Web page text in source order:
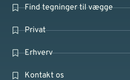
Find tegninger til vægge
Privat
Erhverv
Kontakt os